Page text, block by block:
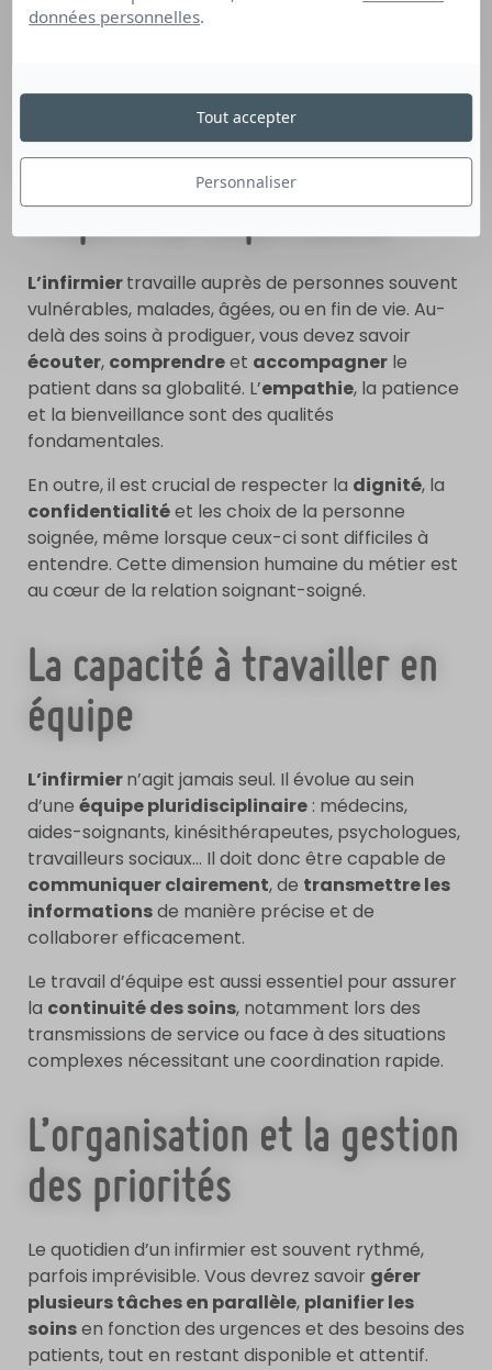
d’adaptation aux différents environnements de
peuvent être lourdes.
L’écoute, l’empathie et le
L’infirmiertravaille auprès de personnes souvent
vulnérables, malades, âgées, ou en fin de vie. Au-
delà des soins à prodiguer, vous devez savoir
écouter, comprendreet accompagner le
patient dans sa globalité. L’empathie, la patience
et la bienveillance sont des qualités
fondamentales.
En outre, il est crucial de respecter la dignité, la
confidentialitéet les choix de la personne
soignée, même lorsque ceux-ci sont difficiles à
entendre. Cette dimension humaine du métier est
au cœur de la relation soignant-soigné.
La capacité à travailler en
équipe
L’infirmiern’agit jamais seul. Il évolue au sein
d’une équipe pluridisciplinaire : médecins,
aides-soignants, kinésithérapeutes, psychologues,
travailleurs sociaux… Il doit donc être capable de
communiquer clairement, de transmettre les
informationsde manière précise et de
collaborer efficacement.
Le travail d’équipe est aussi essentiel pour assurer
la continuité des soins, notamment lors des
transmissions de service ou face à des situations
complexes nécessitant une coordination rapide.
L’organisation et la gestion
des priorités
Le quotidien d’un infirmier est souvent rythmé,
parfois imprévisible. Vous devrez savoir gérer
plusieurs tâches en parallèle, planifier les
soinsen fonction des urgences et des besoins des
patients, tout en restant disponible et attentif.
données personnelles.
Personnaliser
Tout accepter